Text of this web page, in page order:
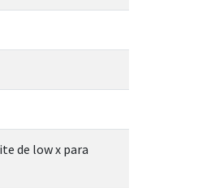
de low x para